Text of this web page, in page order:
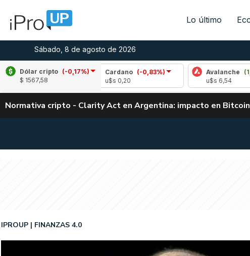
Lo último
Sábado, 8 de agosto de 2026
Dólar cripto (-0,17%)
$ 1567,58
Cardano
(-0,83%)
Avalanche
(1,41%)
Normativa cripto - Clarity Act en Argentina: impacto en
IPROUP FINANZAS 4.0